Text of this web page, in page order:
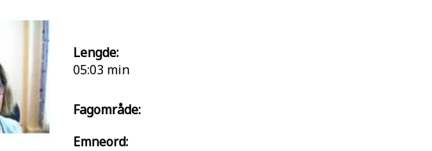
Lengde:
05:03 min
Fagområde:
Emneord: